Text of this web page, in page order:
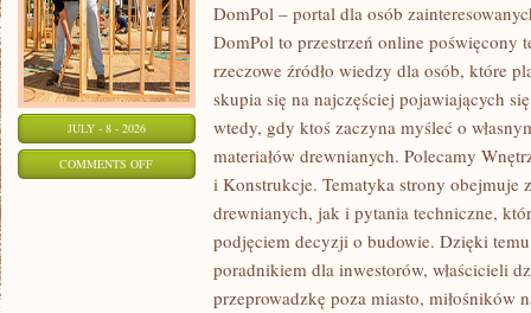
JULY - 8 - 2026
COMMENTS OFFON
FINANSOWANIE
DomPol – portal dla osób
DomPol to przestrzeń online poświęcony
rzeczowe źródło wiedzy dla osób, które
skupia się na najczęściej pojawiających
wtedy, gdy ktoś zaczyna myśleć o
materiałów drewnianych. Polecamy
i Konstrukcje. Tematyka strony obejmuje
drewnianych, jak i pytania techniczne,
podjęciem decyzji o budowie. Dzięki
poradnikiem dla inwestorów, właścicieli
przeprowadzkę poza miasto, miłośników